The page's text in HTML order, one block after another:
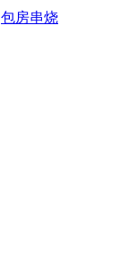
包房串烧